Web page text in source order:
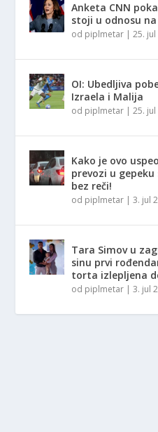
Anketa CNN
stoji u odnosu
od piplmetar |25.
OI: Ubedljiva
Izraela i Malija
od piplmetar |25.
Kako je ovo
prevozi u gepeku
bez reči!
od piplmetar |3. jul
Tara Simov u
sinu prvi
torta izlepljena
od piplmetar |3. jul